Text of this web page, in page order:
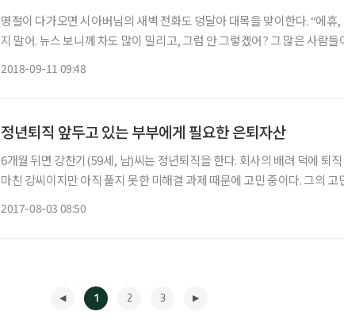
명절이 다가오면 시아버님의 새벽 전화도 덩달아 대목을 맞이한다. “에휴
지 말어. 뉴스 보니께 차도 많이 밀리고, 그럼 안 그렇겠어? 그 많은 사람
2018-09-11 09:48
정년퇴직 앞두고 있는 부부에게 필요한 은퇴자산
6개월 뒤면 강찬기(59세, 남)씨는 정년퇴직을 한다. 회사의 배려 덕에 퇴
마친 강씨이지만 아직 풀지 못한 미해결 과제 때문에 고민 중이다. 그의 고
2017-08-03 08:50
1 2 3